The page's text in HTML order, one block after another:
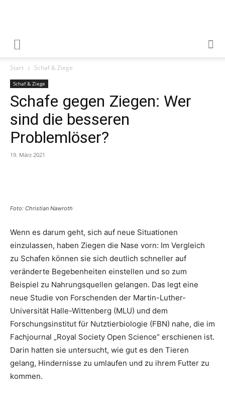
Start Schaf & Ziege
Schaf & Ziege
Schafe gegen Ziegen: Wer
sind die besseren
Problemlöser?
19. März 2021
Foto: Christian Nawroth
Wenn es darum geht, sich auf neue Situationen
einzulassen, haben Ziegen die Nase vorn: Im Vergleich
zu Schafen können sie sich deutlich schneller auf
veränderte Begebenheiten einstellen und so zum
Beispiel zu Nahrungsquellen gelangen. Das legt eine
neue Studie von Forschenden der Martin-Luther-
Universität Halle-Wittenberg (MLU) und dem
Forschungsinstitut für Nutztierbiologie (FBN) nahe, die im
Fachjournal „Royal Society Open Science“ erschienen ist.
Darin hatten sie untersucht, wie gut es den Tieren
gelang, Hindernisse zu umlaufen und zu ihrem Futter zu
kommen.